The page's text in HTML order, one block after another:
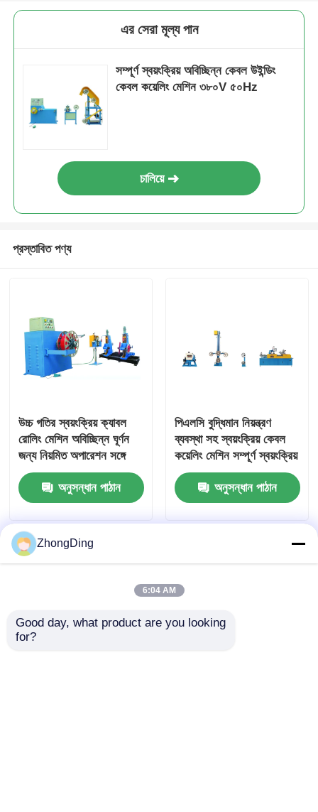
ক্যাবল রোলিং মেশিন
স্ট্রিপিং এক্সট্রুশন মেশিন
এর সেরা মূল্য পান
সম্পূর্ণ স্বয়ংক্রিয় অবিচ্ছিন্ন কেবল উইন্ডিং
কেবল কয়েলিং মেশিন ৩৮০V ৫০Hz
চালিয়ে
প্রস্তাবিত পণ্য
উচ্চ গতির স্বয়ংক্রিয় ক্যাবল
রোলিং মেশিন অবিচ্ছিন্ন ঘূর্ণন
জন্য নিয়মিত অপারেশন সঙ্গে
অনুসন্ধান পাঠান
পিএলসি বুদ্ধিমান নিয়ন্ত্রণ
ব্যবস্থা সহ স্বয়ংক্রিয় কেবল
কয়েলিং মেশিন সম্পূর্ণ স্বয়ংক্রিয়
অনুসন্ধান পাঠান
ZhongDing
6:04 AM
Good day, what product are you looking
for?